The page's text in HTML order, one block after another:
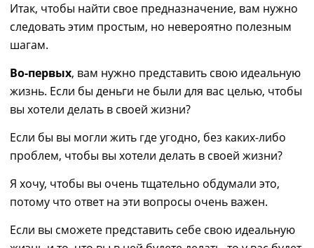
Итак, чтобы найти свое предназначение, вам нужно
следовать этим простым, но невероятно полезным
шагам.
Во-первых, вам нужно представить свою идеальную
жизнь. Если бы деньги не были для вас целью, чтобы
вы хотели делать в своей жизни?
Если бы вы могли жить где угодно, без каких-либо
проблем, чтобы вы хотели делать в своей жизни?
Я хочу, чтобы вы очень тщательно обдумали это,
потому что ответ на эти вопросы очень важен.
Если вы сможете представить себе свою идеальную